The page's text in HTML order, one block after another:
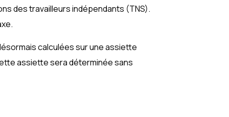
des travailleurs indépendants (TNS).
calculées sur une assiette
assiette sera déterminée sans